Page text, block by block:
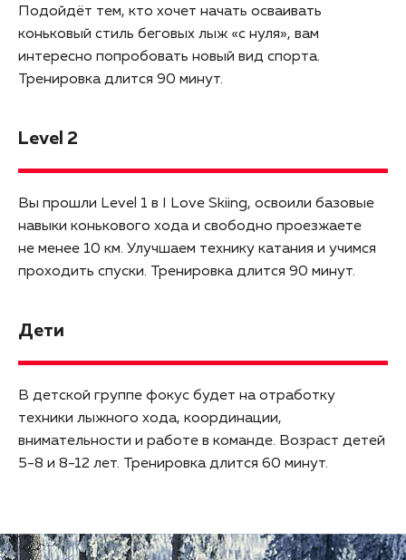
Подойдёт тем, кто хочет начать осваивать
коньковый стиль беговых лыж «с нуля», вам
интересно попробовать новый вид спорта.
Тренировка длится 90 минут.
Level 2
Вы прошли Level 1 в I Love Skiing, освоили базовые
навыки конькового хода и свободно проезжаете
не менее 10 км. Улучшаем технику катания и учимся
проходить спуски. Тренировка длится 90 минут.
Дети
В детской группе фокус будет на отработку
техники лыжного хода, координации,
внимательности и работе в команде. Возраст детей
5-8 и 8-12 лет. Тренировка длится 60 минут.